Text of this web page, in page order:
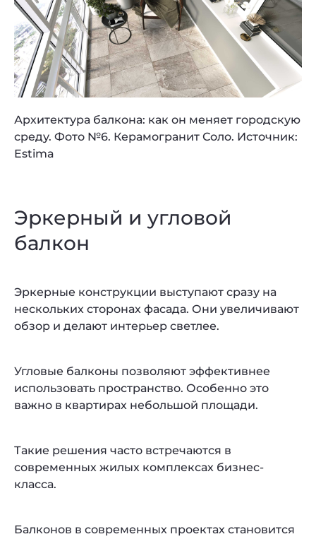
Архитектура балкона: как он меняет городскую
среду. Фото №6. Керамогранит Соло. Источник:
Estima
Эркерный и угловой
балкон
Эркерные конструкции выступают сразу на
нескольких сторонах фасада. Они увеличивают
обзор и делают интерьер светлее.
Угловые балконы позволяют эффективнее
использовать пространство. Особенно это
важно в квартирах небольшой площади.
Такие решения часто встречаются в
современных жилых комплексах бизнес-
класса.
Балконов в современных проектах становится